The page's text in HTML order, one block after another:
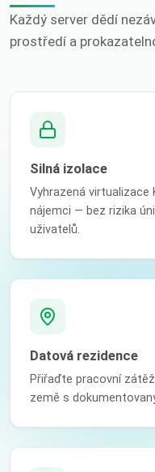
Každý server dědí
prostředí a
Silná izolace
Vyhrazená virtualizace
nájemci — bez rizika
uživatelů.
Datová rezidence
Přiřaďte pracovní
země s